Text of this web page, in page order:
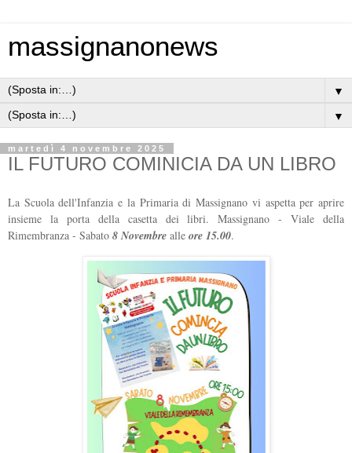
massignanonews
▼
▼
martedì 4 novembre 2025
IL FUTURO COMINICIA DA UN LIBRO
La Scuola dell'Infanzia e la Primaria di Massignano vi aspetta per aprire
insieme la porta della casetta dei libri. Massignano - Viale della
Rimembranza - Sabato 8 Novembre alle ore 15.00.